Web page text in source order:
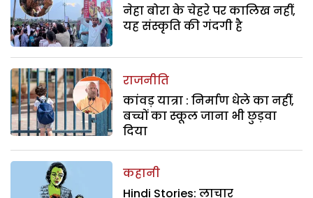
नेहा बोरा के चेहरे पर कालिख नहीं,
यह संस्कृति की गंदगी है
राजनीति
कांवड़ यात्रा : निर्माण धेले का नहीं,
बच्चों का स्कूल जाना भी छुड़वा
दिया
कहानी
Hindi Stories: लाचार